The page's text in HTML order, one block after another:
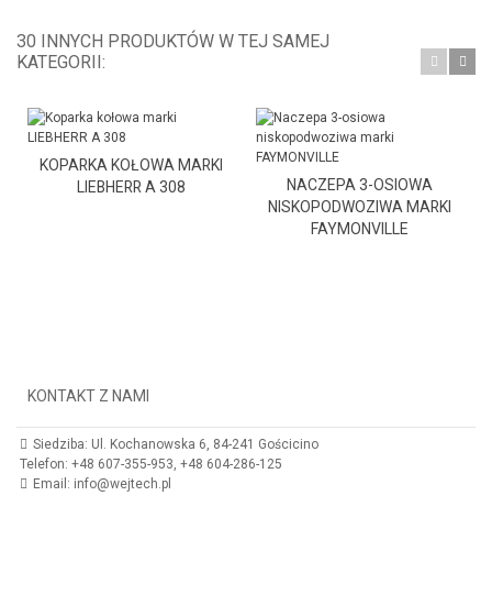
30 INNYCH PRODUKTÓW W TEJ SAMEJ
KATEGORII:
KOPARKA KOŁOWA MARKI
LIEBHERR A 308
NACZEPA 3-OSIOWA
NISKOPODWOZIWA MARKI
FAYMONVILLE
KONTAKT Z NAMI
Siedziba: Ul. Kochanowska 6, 84-241 Gościcino
Telefon: +48 607-355-953, +48 604-286-125
Email: info@wejtech.pl